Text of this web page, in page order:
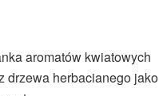
aromatów kwiatowych
drzewa herbacianego jako